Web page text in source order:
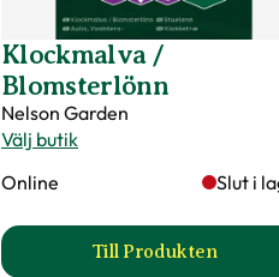
Klockmalva /
Blomsterlönn
Nelson Garden
Välj butik
Online
Slut i
Till Produkten
till